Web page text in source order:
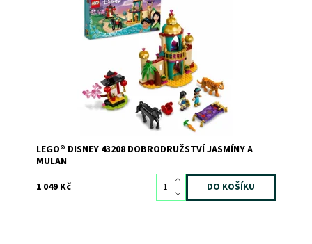
Inspirujte se k hraní nekonečných dobrodružství s
nápaditou disneyovskou sadou
Dostupnost:
Skladem3
LEGO® DISNEY 43208 DOBRODRUŽSTVÍ JASMÍNY A
MULAN
1 049 Kč